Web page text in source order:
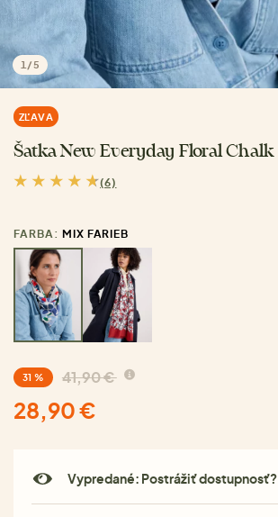
1 /5
ZĽAVA
Šatka New Everyday Floral Chalk
(6)
FARBA: MIX FARIEB
31 % 41,90 €
28,90 €
Vypredané: Postrážiť dostupnosť?